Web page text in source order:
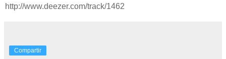
http://www.deezer.com/track/1462
Compartir